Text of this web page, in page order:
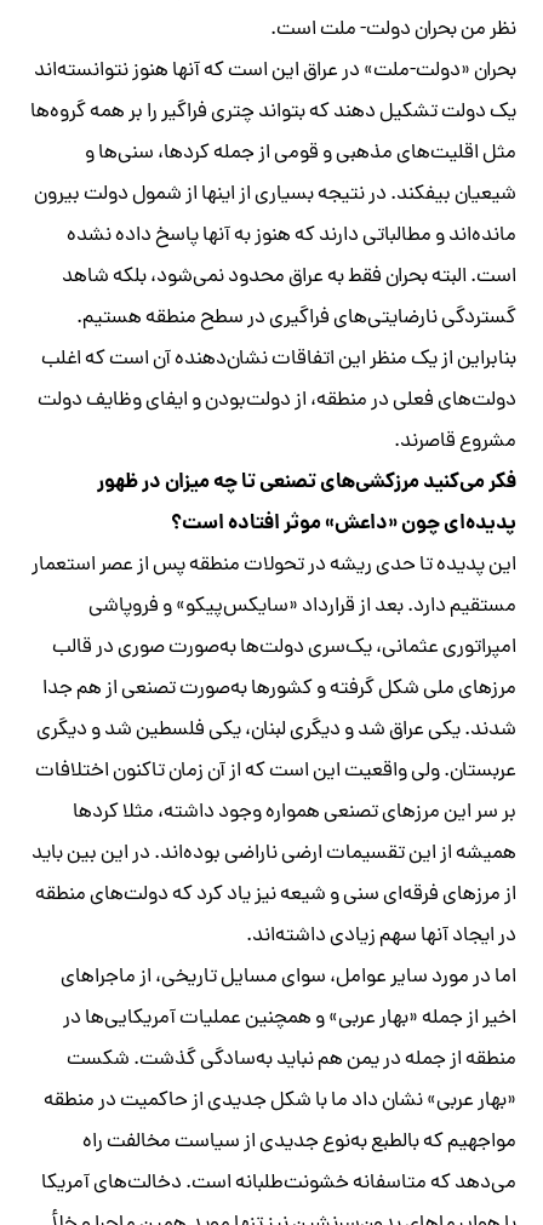
نظر من بحران دولت- ملت است.
بحران «دولت-ملت» در عراق این است که آنها هنوز نتوانسته‌اند
یک دولت تشکیل دهند که بتواند چتری فراگیر را بر همه گروه‌ها
مثل اقلیت‏‌های مذهبی و قومی از جمله کردها، سنی‏‌ها و
شیعیان بیفکند. در نتیجه بسیاری از اینها از شمول دولت بیرون
مانده‌اند و مطالباتی دارند که هنوز به آنها پاسخ داده نشده
است. البته بحران فقط به عراق محدود نمی‌شود، بلکه شاهد
گستردگی نارضایتی‌های فراگیری در سطح منطقه هستیم.
بنابراین از یک منظر این اتفاقات نشان‌دهنده آن است که اغلب
دولت‌های فعلی در منطقه، از دولت‌بودن و ایفای وظایف دولت
مشروع قاصر‌ند.
فکر می‌کنید مرزکشی‌های تصنعی تا چه میزان در ظهور
پدیده‌ای چون «داعش» موثر افتاده است؟
این پدیده تا حدی ریشه در تحولات منطقه پس از عصر استعمار
مستقیم دارد. بعد از قرارداد «سایکس‌پیکو» و فروپاشی
امپراتوری عثمانی، یک‌سری دولت‌ها به‌صورت صوری در قالب
مرزهای ملی شکل گرفته و کشورها به‌صورت تصنعی از هم جدا
شدند. یکی عراق شد و دیگری لبنان، یکی فلسطین شد و دیگری
عربستان. ولی واقعیت این است که از آن زمان تاکنون اختلافات
بر سر این مرزهای تصنعی همواره وجود داشته، مثلا کردها
همیشه از این تقسیمات ارضی ناراضی بوده‌اند. در این بین باید
از مرزهای فرقه‌ای سنی و شیعه نیز یاد کرد که دولت‌های منطقه
در ایجاد آنها سهم زیادی داشته‌اند.
اما در مورد سایر عوامل، سوای مسایل تاریخی، از ماجراهای
اخیر از جمله «بهار عربی» و همچنین عملیات آمریکایی‌ها در
منطقه از جمله در یمن هم نباید به‌سادگی گذشت. شکست
«بهار عربی» نشان داد ما با شکل جدیدی از حاکمیت در منطقه
مواجهیم که بالطبع به‌نوع جدیدی از سیاست مخالفت راه
می‌دهد که متاسفانه خشونت‌طلبانه است. دخالت‌های آمریکا